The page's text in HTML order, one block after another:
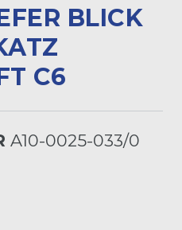
BLICK R
G
C6
A10-0025-033/0